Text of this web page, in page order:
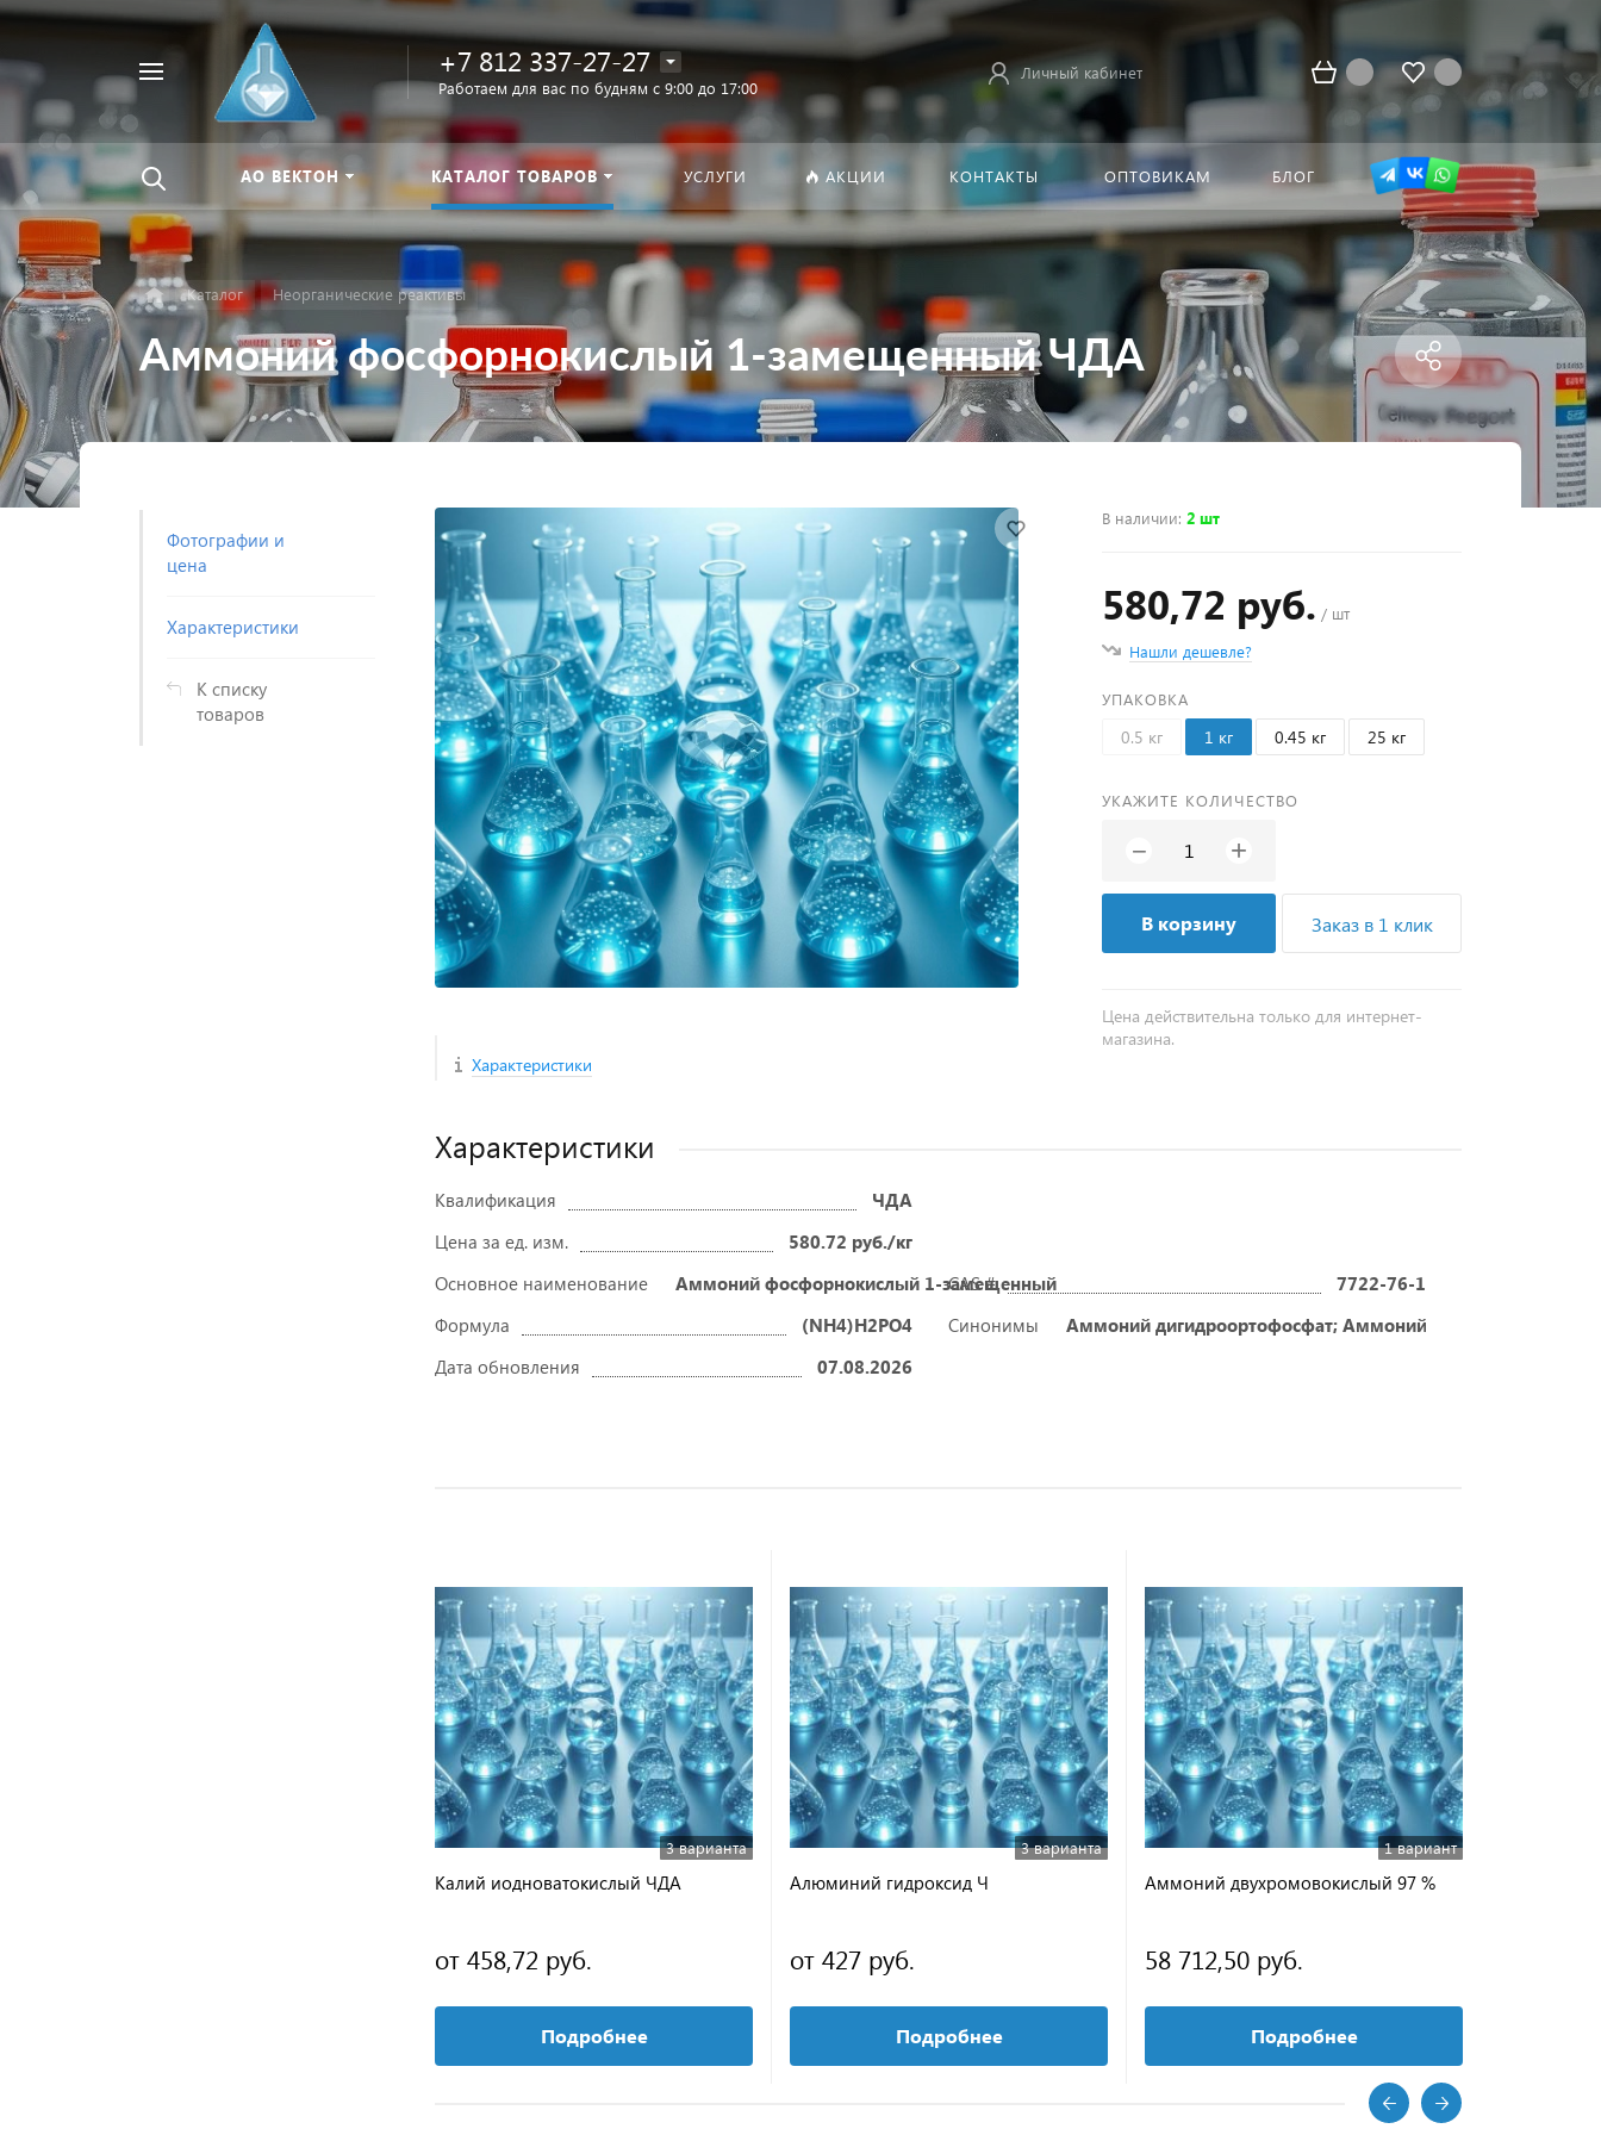
Найти
Например,
+7 812 337-27-27
Работаем для вас по будням с 9:00 до 17:00
Личный кабинет
АО ВЕКТОН КАТАЛОГ ТОВАРОВ УСЛУГИ АКЦИИ КОНТАКТЫ ОПТОВИКАМ БЛОГ
Каталог Неорганические реактивы
Аммоний фосфорнокислый 1-замещенный ЧДА
Фотографии и
цена
Характеристики
К списку
товаров
Характеристики
В наличии:2 шт
580,72 руб. / шт
Нашли дешевле?
УПАКОВКА
0.5 кг 1 кг 0.45 кг 25 кг
УКАЖИТЕ КОЛИЧЕСТВО
− +
В корзину Заказ в 1 клик
Цена действительна только для интернет-
магазина.
Характеристики
Квалификация
ЧДА
Цена за ед. изм.
580.72 руб./кг
Основное наименование
Аммоний фосфорнокислый 1-замещенный
CAS #
7722-76-1
Формула
(NH4)H2PO4 Синонимы
Аммоний дигидроортофосфат; Аммоний фосфат
Дата обновления
07.08.2026
3 варианта
Калий иодноватокислый ЧДА
от 458,72 руб.
Подробнее
3 варианта
Алюминий гидроксид Ч
от 427 руб.
Подробнее
1 вариант
Аммоний двухромовокислый 97 %
58 712,50 руб.
Подробнее